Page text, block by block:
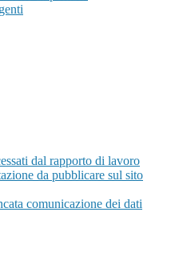
dal rapporto di lavoro
da pubblicare sul sito
comunicazione dei dati